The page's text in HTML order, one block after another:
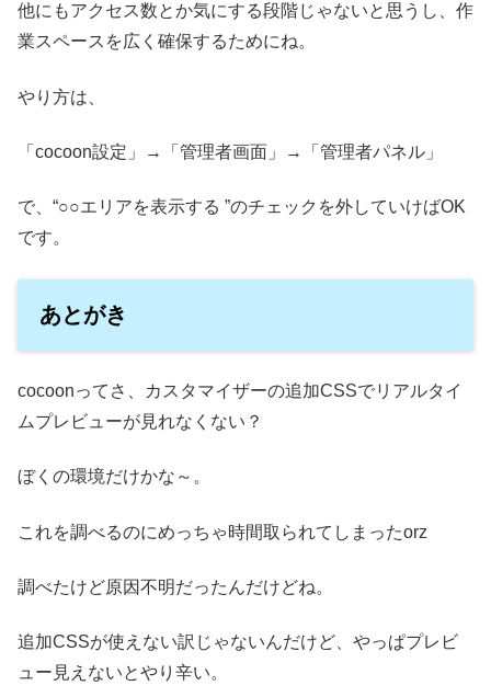
他にもアクセス数とか気にする段階じゃないと思うし、作
業スペースを広く確保するためにね。
やり方は、
「cocoon設定」→「管理者画面」→「管理者パネル」
で、“○○エリアを表示する ”のチェックを外していけばOK
です。
あとがき
cocoonってさ、カスタマイザーの追加CSSでリアルタイ
ムプレビューが見れなくない？
ぼくの環境だけかな～。
これを調べるのにめっちゃ時間取られてしまったorz
調べたけど原因不明だったんだけどね。
追加CSSが使えない訳じゃないんだけど、やっぱプレビ
ュー見えないとやり辛い。